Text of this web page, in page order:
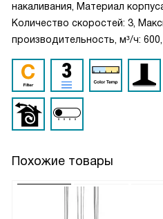
накаливания, Материал
Количество скоростей: 3,
производительность, м³/ч:
Похожие товары